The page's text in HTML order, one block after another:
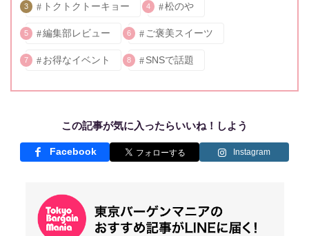
3 トクトクトーキョー 4 松のや
5 編集部レビュー 6 ご褒美スイーツ
7 お得なイベント 8 SNSで話題
この記事が気に入ったらいいね！しよう
Facebook Instagram